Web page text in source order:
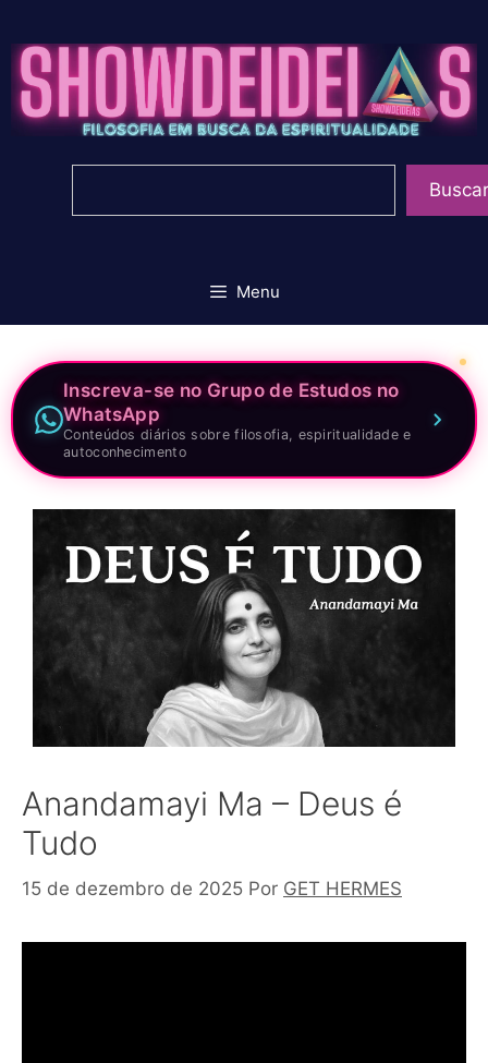
para
conteúdo
Buscar
Menu
Inscreva-se no Grupo de Estudos no
WhatsApp
Conteúdos diários sobre filosofia, espiritualidade e
autoconhecimento
Anandamayi Ma – Deus é
Tudo
15 de dezembro de 2025 Por GET HERMES